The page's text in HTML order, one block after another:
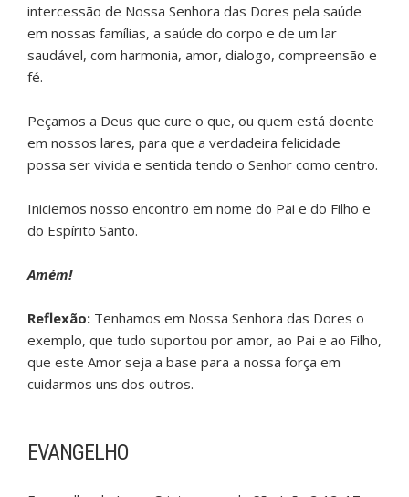
intercessão de Nossa Senhora das Dores pela saúde
em nossas famílias, a saúde do corpo e de um lar
saudável, com harmonia, amor, dialogo, compreensão e
fé.
Peçamos a Deus que cure o que, ou quem está doente
em nossos lares, para que a verdadeira felicidade
possa ser vivida e sentida tendo o Senhor como centro.
Iniciemos nosso encontro em nome do Pai e do Filho e
do Espírito Santo.
Amém!
Reflexão: Tenhamos em Nossa Senhora das Dores o
exemplo, que tudo suportou por amor, ao Pai e ao Filho,
que este Amor seja a base para a nossa força em
cuidarmos uns dos outros.
EVANGELHO